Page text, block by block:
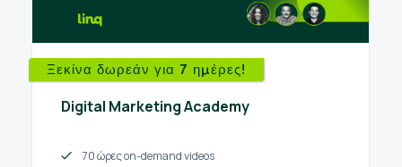
Ξεκίνα δωρεάν για 7 ημέρες!
Digital Marketing Academy
70 ώρες on-demand videos